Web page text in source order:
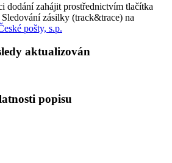
dodání zahájit prostřednictvím tlačítka
zásilky (track&trace) na
pošty, s.p.
aktualizován
popisu